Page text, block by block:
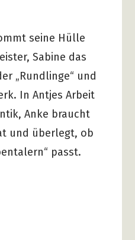
seine Hülle
Sabine das
„Rundlinge“ und
In Antjes Arbeit
Anke braucht
und überlegt, ob
passt.